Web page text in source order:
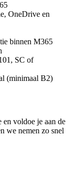
OneDrive en
binnen M365
SC of
(minimaal B2)
en voldoe je aan de
we nemen zo snel